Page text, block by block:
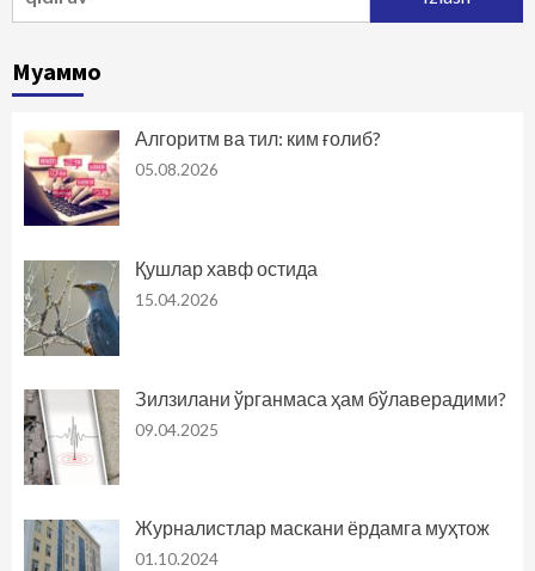
Муаммо
Алгоритм ва тил: ким ғолиб?
05.08.2026
Қушлар хавф остида
15.04.2026
Зилзилани ўрганмаса ҳам бўлаверадими?
09.04.2025
Журналистлар маскани ёрдамга муҳтож
01.10.2024